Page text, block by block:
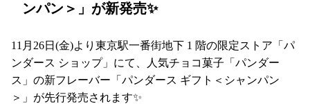
ンパン＞」が新発売✨
11月26日(金)より東京駅一番街地下 1 階の限定ストア「パ
ンダース ショップ」にて、人気チョコ菓子「パンダー
ス」の新フレーバー「パンダース ギフト＜シャンパン
＞」が先行発売されます✨